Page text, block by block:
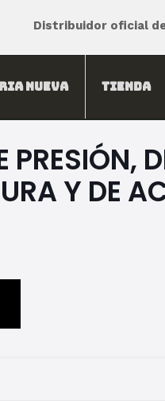
Distribuidor oficial
Nueva Tienda
PRESIÓN,
Y DE